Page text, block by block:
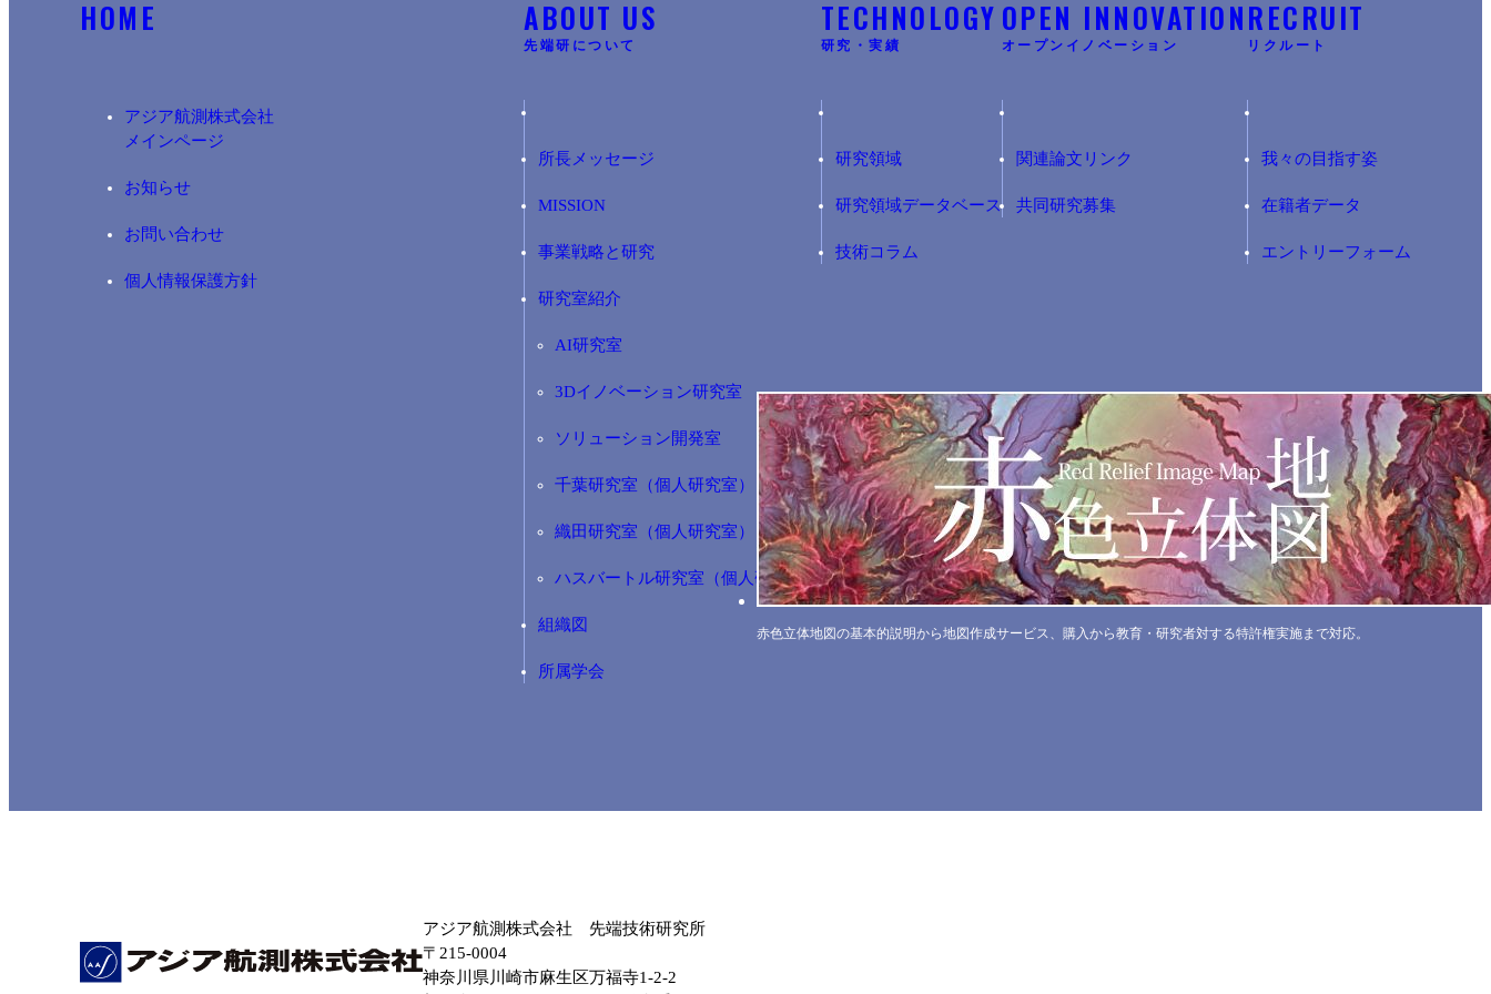
HOME
アジア航測株式会社​
メインページ
お知らせ
お問い合わせ
個人情報保護方針
ABOUT US
先端研について
所長メッセージ
MISSION
事業戦略と研究
研究室紹介
AI研究室
3Dイノベーション研究室
ソリューション開発室
千葉研究室（個人研究室）
織田研究室（個人研究室）
ハスバートル研究室（個人研究室）
組織図
所属学会
TECHNOLOGY
研究・実績
研究領域
研究領域データベース
技術コラム
OPEN INNOVATION
オープンイノベーション
関連論文リンク
共同研究募集
RECRUIT
リクルート
我々の目指す姿
在籍者データ
エントリーフォーム
赤色立体地図の基本的説明から地図作成サービス、購入から教育・研究者対する特許権実施まで対応。
アジア航測株式会社 先端技術研究所
〒215-0004
神奈川県川崎市麻生区万福寺1-2-2